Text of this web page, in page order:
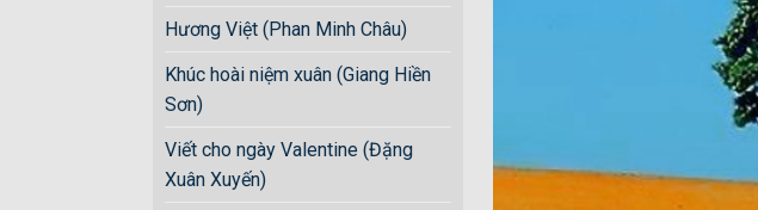
Hương Việt (Phan Minh Châu)
Khúc hoài niệm xuân (Giang Hiền
Sơn)
Viết cho ngày Valentine (Đặng
Xuân Xuyến)